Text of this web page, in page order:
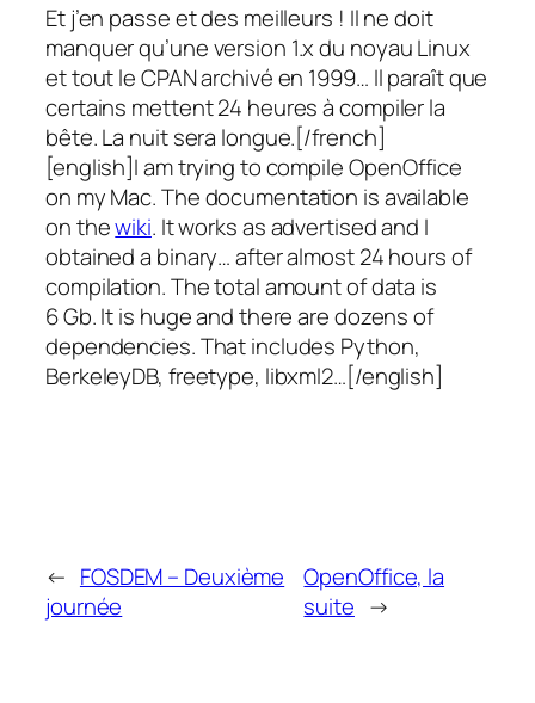
Et j’en passe et des meilleurs ! Il ne doit
manquer qu’une version 1.x du noyau Linux
et tout le CPAN archivé en 1999… Il paraît que
certains mettent 24 heures à compiler la
bête. La nuit sera longue.[/french]
[english]I am trying to compile OpenOffice
on my Mac. The documentation is available
on thewiki. It works as advertised and I
obtained a binary… after almost 24 hours of
compilation. The total amount of data is
6 Gb. It is huge and there are dozens of
dependencies. That includes Python,
BerkeleyDB, freetype, libxml2…[/english]
← FOSDEM – Deuxième
journée
OpenOffice, la
suite →